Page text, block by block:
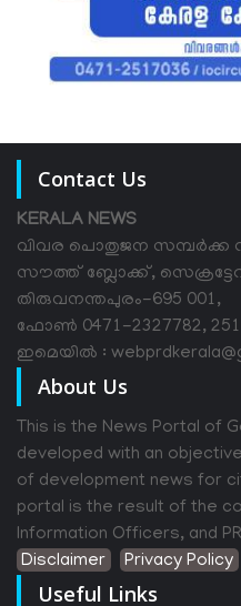
Contact Us
KERALA NEWS
വിവര പൊതുജന സമ്പര്‍ക്ക
സൗത്ത് ബ്ലോക്ക്,
തിരുവനന്തപുരം-695 001,
ഫോൺ 0471-2327782,
ഇമെയിൽ :
About Us
This is the News Portal of
developed with an
of development news for
portal is the result of the
Information Officers, and
Disclaimer
Privacy Policy
Useful Links